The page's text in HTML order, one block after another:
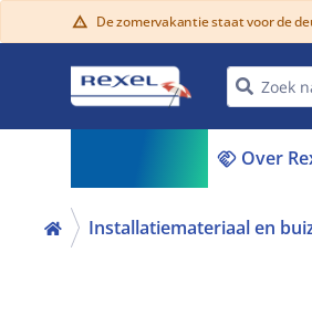
warning De zomervakantie staat voor de
handshake Over
Installatiemateriaal en